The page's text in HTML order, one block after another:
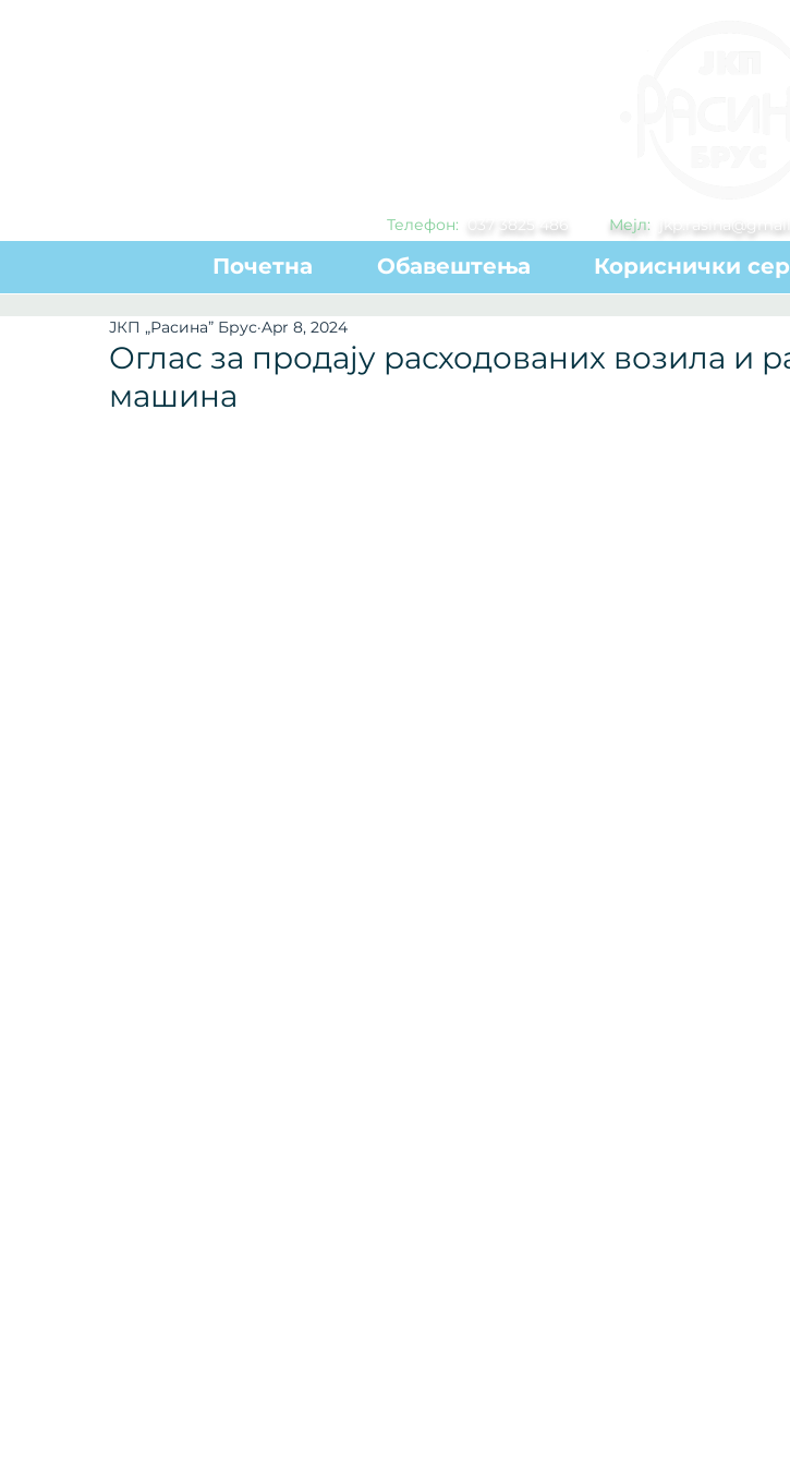
Телефон: 37 3825 486 Мејл:
Почетна Обавештења Кориснички
Оглас за продају расходованих возила и
машина
ЈКП „Расина” Брус Apr 8, 2024